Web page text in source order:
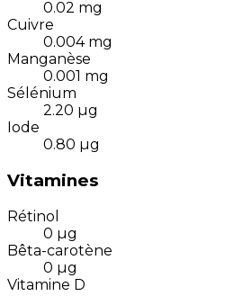
0.02 mg
Cuivre
0.004 mg
Manganèse
0.001 mg
Sélénium
2.20 µg
Iode
0.80 µg
Vitamines
Rétinol
0 µg
Bêta-carotène
0 µg
Vitamine D